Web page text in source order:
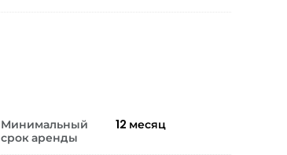
Минимальный
срок аренды
12 месяц